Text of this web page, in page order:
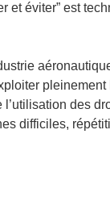
et éviter” est
des
difficiles,